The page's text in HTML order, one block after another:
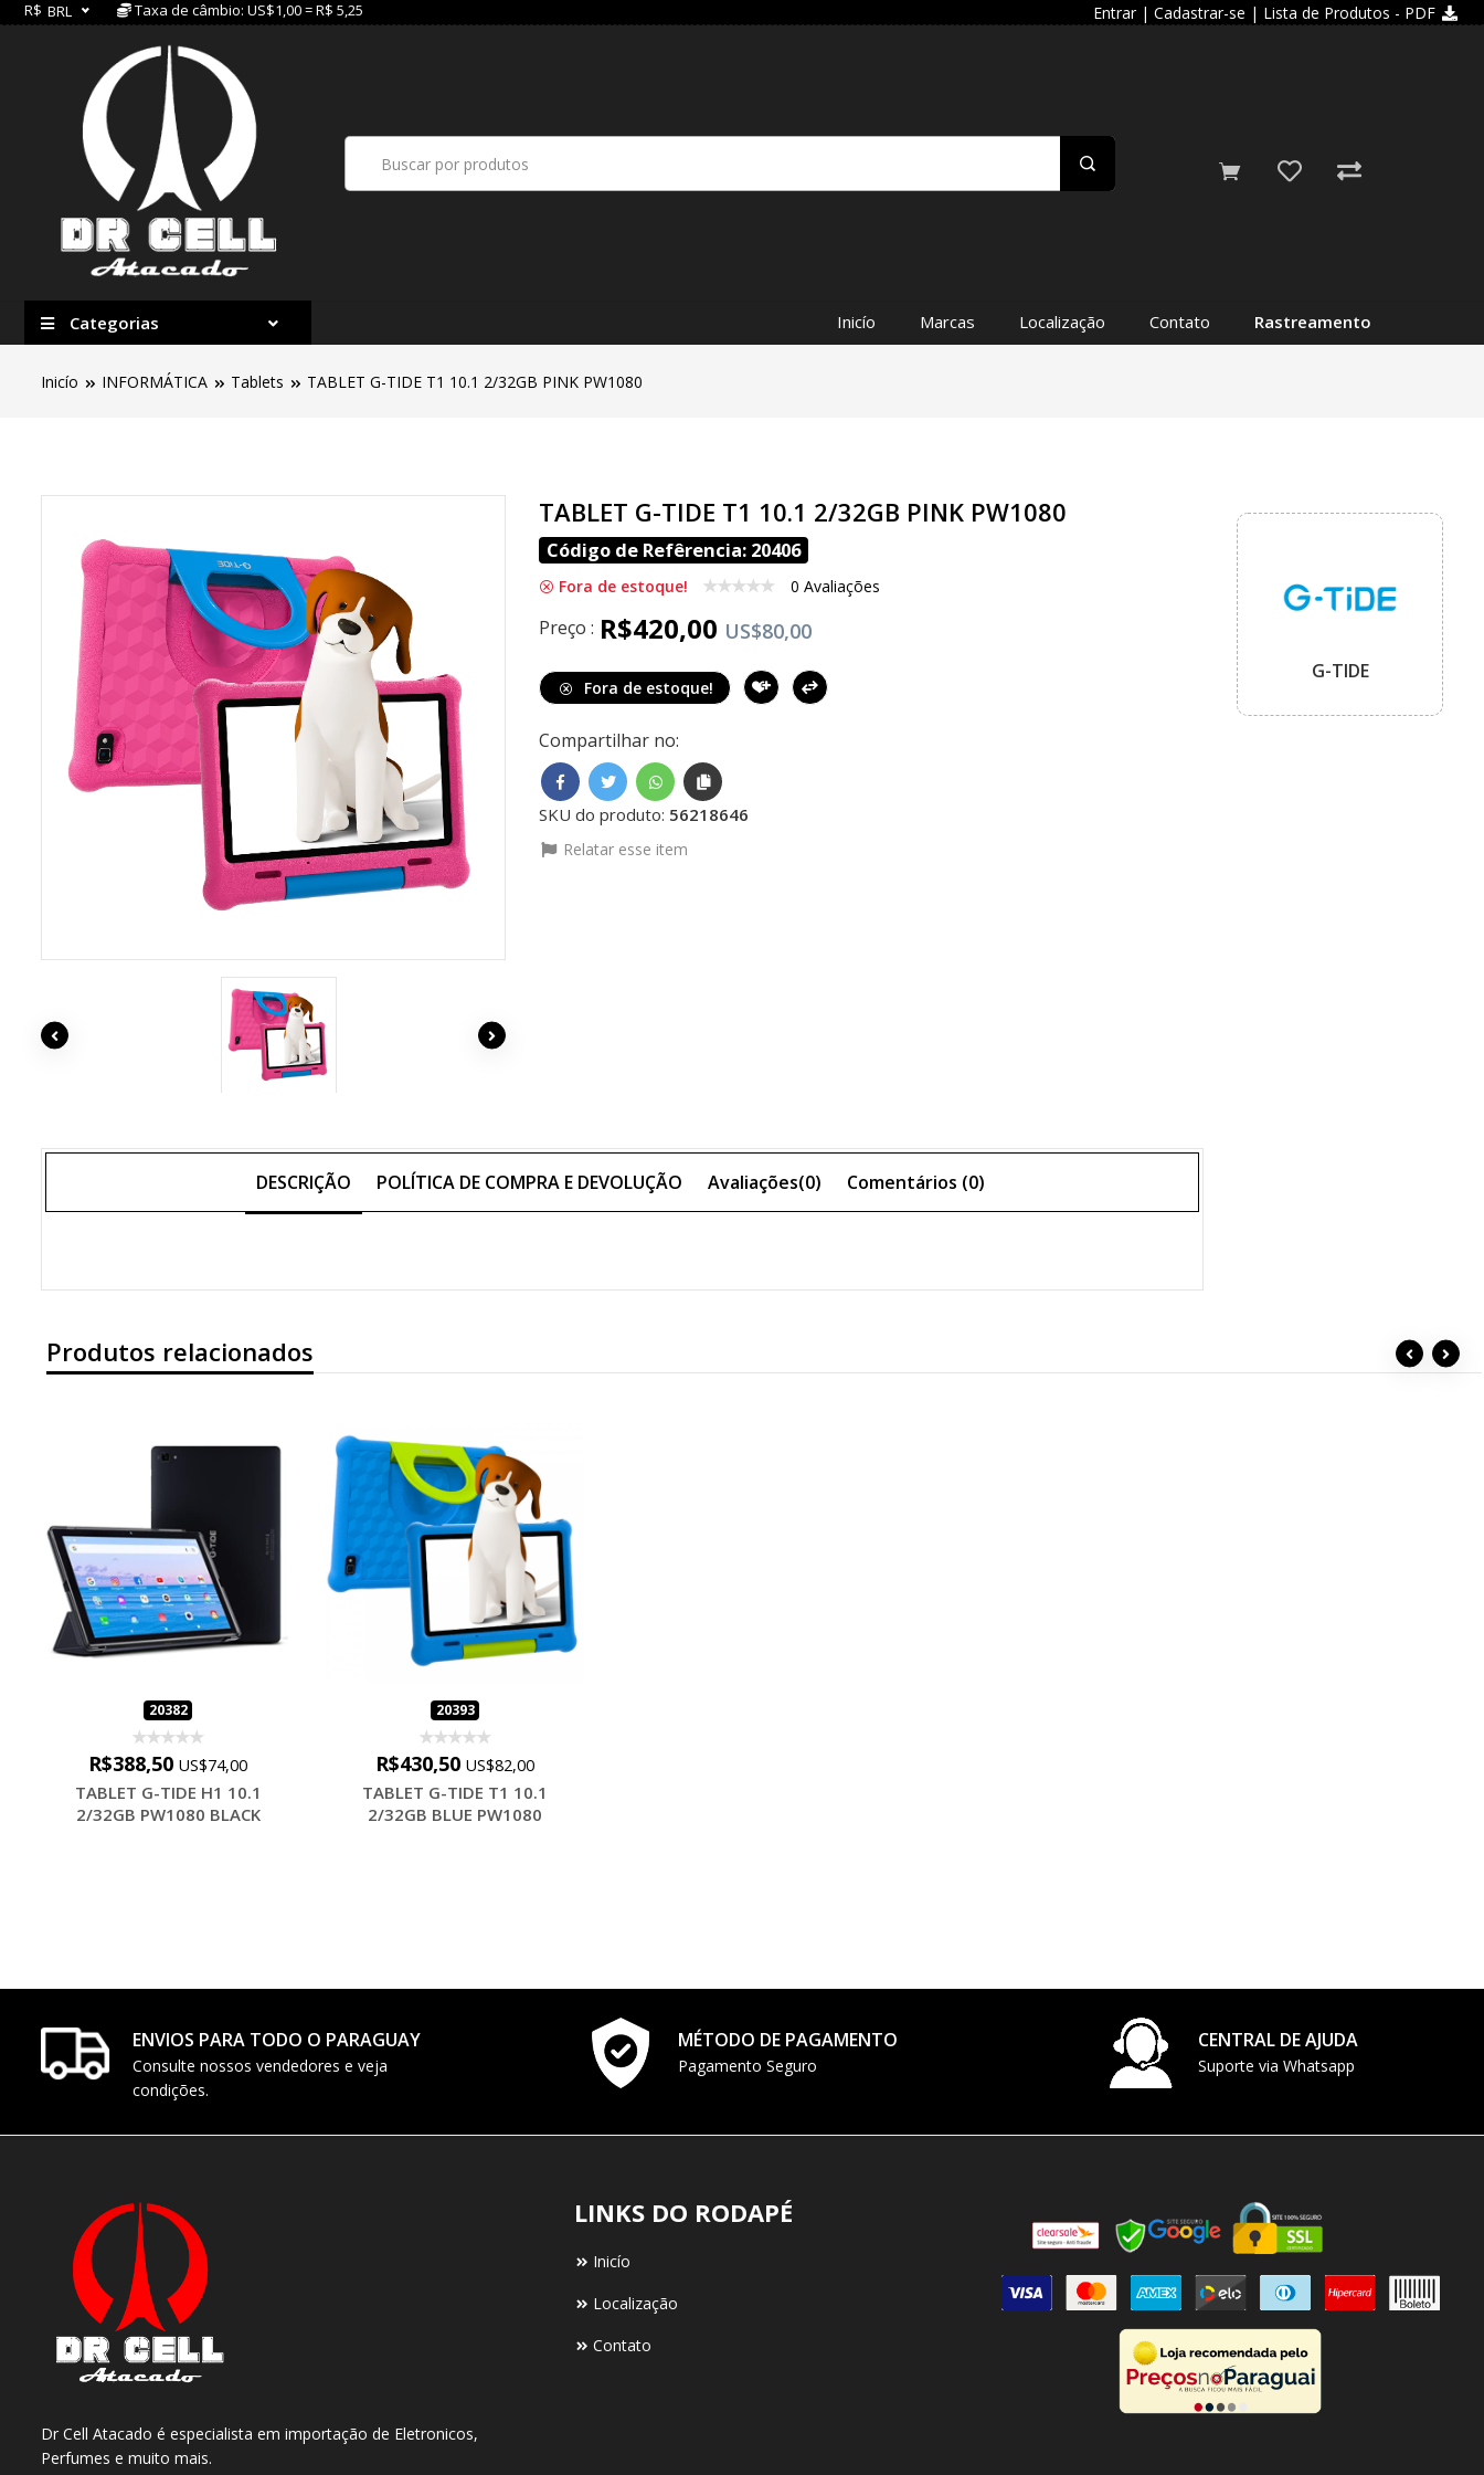
R$ BRL Taxa de câmbio: US$1,00 = R$ 5,25 Entrar | Cadastrar-se | Lista de Produtos - PDF
Categorias Inicío Marcas Localização Contato Rastreamento
Inicío INFORMÁTICA Tablets TABLET G-TIDE T1 10.1 2/32GB PINK PW1080
TABLET G-TIDE T1 10.1 2/32GB PINK PW1080
Código de Refêrencia: 20406
Fora de estoque! 0 Avaliações
Preço : R$420,00 US$80,00
Fora de estoque!
Compartilhar no:
SKU do produto: 56218646
Relatar esse item
DESCRIÇÃO POLÍTICA DE COMPRA E DEVOLUÇÃO Avaliações(0) Comentários (0)
G-TIDE
Produtos relacionados
20382
R$388,50 US$74,00
TABLET G-TIDE H1 10.1
2/32GB PW1080 BLACK
20393
R$430,50 US$82,00
TABLET G-TIDE T1 10.1
2/32GB BLUE PW1080
ENVIOS PARA TODO O PARAGUAY
Consulte nossos vendedores e veja
condições.
MÉTODO DE PAGAMENTO
Pagamento Seguro
CENTRAL DE AJUDA
Suporte via Whatsapp
Dr Cell Atacado é especialista em importação de Eletronicos,
Perfumes e muito mais.
LINKS DO RODAPÉ
Inicío
Localização
Contato